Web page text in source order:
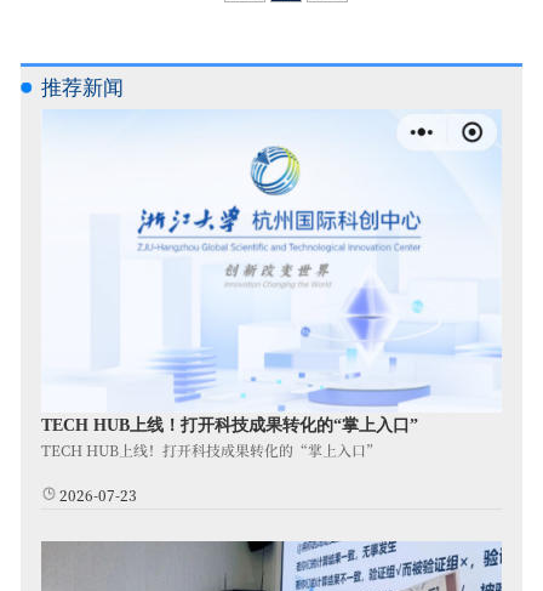
推荐新闻
TECH HUB上线！打开科技成果转化的“掌上入口”
TECH HUB上线！打开科技成果转化的“掌上入口”
2026-07-23